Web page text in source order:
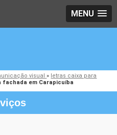
MENU
visual» letras caixa para
fachada em Carapicuíba